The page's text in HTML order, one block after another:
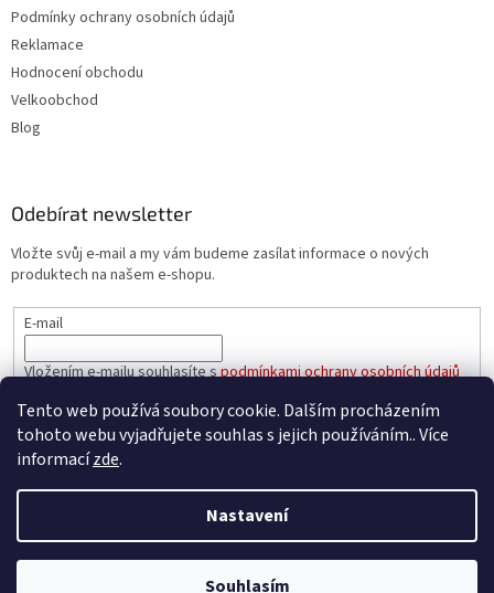
Tento web používá soubory cookie. Dalším procházením
tohoto webu vyjadřujete souhlas s jejich používáním.. Více
informacízde.
Nastavení
Souhlasím
Podmínky ochrany osobních údajů
Reklamace
Hodnocení obchodu
Velkoobchod
Blog
Odebírat newsletter
Vložte svůj e-mail a my vám budeme zasílat informace o nových
produktech na našem e-shopu.
E-mail
Vložením e-mailu souhlasíte spodmínkami ochrany osobních údajů
PŘIHLÁSIT SE
Vytvořil Shoptet
e-oleje.cz. Všechna práva vyhrazena.